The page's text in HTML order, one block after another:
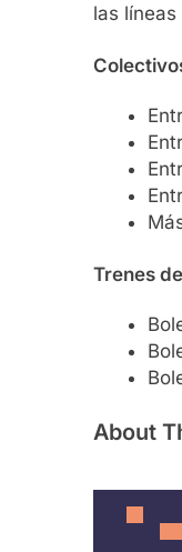
las líneas
Trenes
About